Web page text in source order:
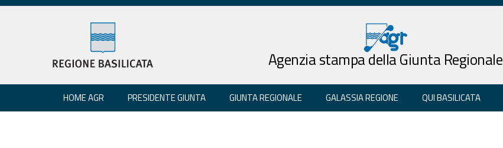
Agenzia stampa della Giunta Regionale
HOME AGR PRESIDENTE GIUNTA GIUNTA REGIONALE GALASSIA REGIONE QUI BASILICATA